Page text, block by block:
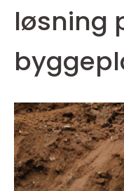
løsning